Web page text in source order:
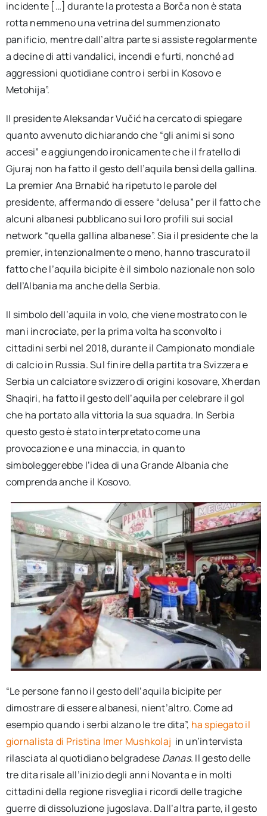
incidente […] durante la protesta a Borča non è stata
rotta nemmeno una vetrina del summenzionato
panificio, mentre dall’altra parte si assiste regolarmente
a decine di atti vandalici, incendi e furti, nonché ad
aggressioni quotidiane contro i serbi in Kosovo e
Metohija”.
Il presidente Aleksandar Vučić ha cercato di spiegare
quanto avvenuto dichiarando che “gli animi si sono
accesi” e aggiungendo ironicamente che il fratello di
Gjuraj non ha fatto il gesto dell’aquila bensì della gallina.
La premier Ana Brnabić ha ripetuto le parole del
presidente, affermando di essere “delusa” per il fatto che
alcuni albanesi pubblicano sui loro profili sui social
network “quella gallina albanese”. Sia il presidente che la
premier, intenzionalmente o meno, hanno trascurato il
fatto che l’aquila bicipite è il simbolo nazionale non solo
dell’Albania ma anche della Serbia.
Il simbolo dell’aquila in volo, che viene mostrato con le
mani incrociate, per la prima volta ha sconvolto i
cittadini serbi nel 2018, durante il Campionato mondiale
di calcio in Russia. Sul finire della partita tra Svizzera e
Serbia un calciatore svizzero di origini kosovare, Xherdan
Shaqiri, ha fatto il gesto dell’aquila per celebrare il gol
che ha portato alla vittoria la sua squadra. In Serbia
questo gesto è stato interpretato come una
provocazione e una minaccia, in quanto
simboleggerebbe l’idea di una Grande Albania che
comprenda anche il Kosovo.
“Le persone fanno il gesto dell’aquila bicipite per
dimostrare di essere albanesi, nient’altro. Come ad
esempio quando i serbi alzano le tre dita”, ha spiegato il
giornalista di Pristina Imer Mushkolaj in un’intervista
rilasciata al quotidiano belgradese Danas. Il gesto delle
tre dita risale all’inizio degli anni Novanta e in molti
cittadini della regione risveglia i ricordi delle tragiche
guerre di dissoluzione jugoslava. Dall’altra parte, il gesto